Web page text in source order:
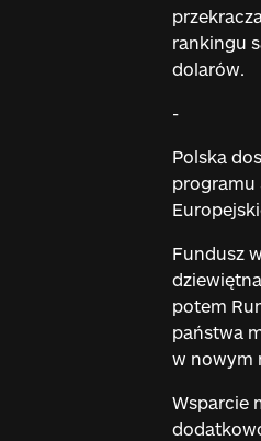
rankingu
dolarów.
-
Polska
programu
Fundusz
potem
państwa
w nowym
Wsparcie